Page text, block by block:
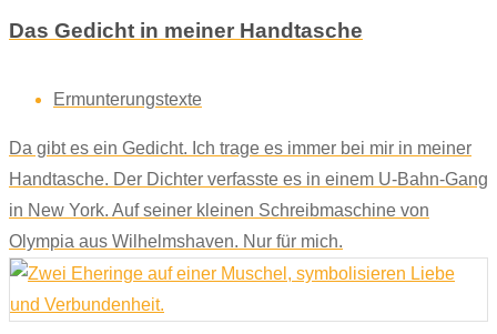
Das Gedicht in meiner Handtasche
Ermunterungstexte
Da gibt es ein Gedicht. Ich trage es immer bei mir in meiner
Handtasche. Der Dichter verfasste es in einem U-Bahn-Gang
in New York. Auf seiner kleinen Schreibmaschine von
Olympia aus Wilhelmshaven. Nur für mich.